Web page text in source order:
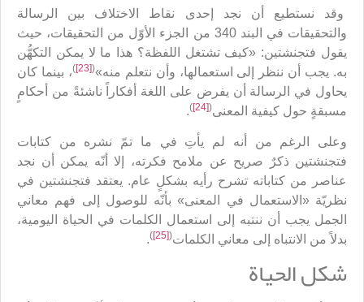
وقد نستطيع أن نجد إحدى نقاط الاختلاف بين الرسالة
والتحقيقات في البند 340 من الجزء الأوّل من التحقيقات، حيث
يقول فتجنشتين: «كيف تشتغل اللفظة؟ هذا ما لا يمكن التكهُّن
به. يجب أن ننظر إلى استعمالها، وأن نتعلم منه»(
[23]
)، بينما كان
يحاول في الرسالة أن يفرض على اللغة أفكاراً ناشئةً من أحكامٍ
مسبقةٍ حول كيفية المعنى(
[24]
)
.
وعلى الرغم من أنه لم يأتِ في ما تمّ نشره من كتابات
فتجنشتين ذكرٌ صريح عن ملامح فكرته، إلا أنّه يمكن أن نجد
عناصر من كتاباته تشرح رأيه بشكلٍ عام. يعتقد فتجنشتين في
نظريّة «الاستعمال في المعنى» بأنّه للوصول إلى فهم معاني
الجمل يجب أن ننتبه إلى استعمال الكلمات في الحياة اليومية،
بدلاً من الانتباه إلى معاني الكلمات(
[25]
)
.
شكل الحياة